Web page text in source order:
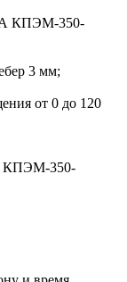
КПЭМ-350-
3 мм;
от 0 до 120
350-